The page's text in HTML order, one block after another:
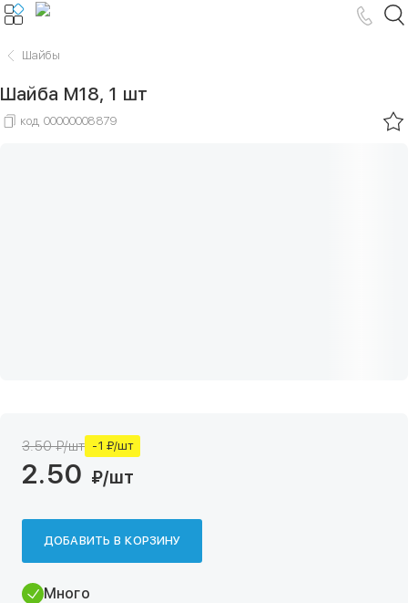
Шайбы
Шайба М18, 1 шт
код 00000008879
3.50 ₽/шт -1 ₽/шт
2.50 ₽/шт
ДОБАВИТЬ В КОРЗИНУ
Много